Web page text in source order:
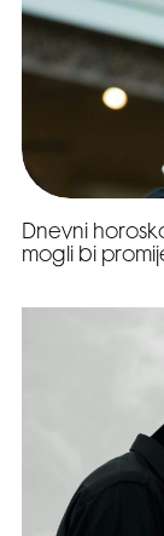
Dnevni
mogli bi